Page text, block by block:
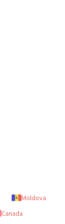
Moldova
Canada